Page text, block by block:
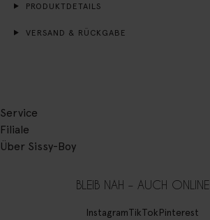
PRODUKTDETAILS
VERSAND & RÜCKGABE
Service
Filiale
Über Sissy-Boy
BLEIB NAH – AUCH ONLINE
InstagramTikTokPinterest